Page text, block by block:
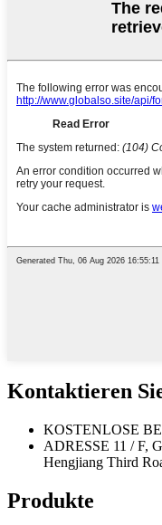
Kontaktieren
KOSTENLOSE
ADRESSE 11 / F,
Hengjiang Third
Produkte